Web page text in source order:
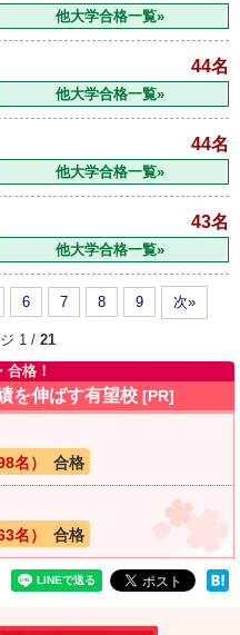
他大学合格一覧»
44名
他大学合格一覧»
44名
他大学合格一覧»
43名
他大学合格一覧»
6 7 8 9 次»
1 / 21
合格！
を伸ばす有望校 [PR]
名） 合格
名） 合格